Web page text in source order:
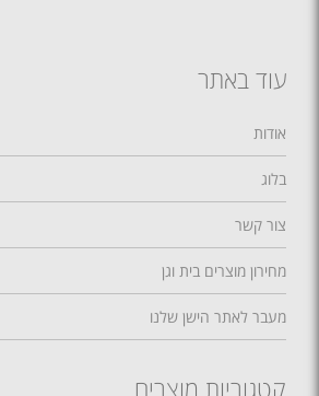
עוד באתר
אודות
בלוג
צור קשר
מחירון מוצרים בית וגן
מעבר לאתר הישן שלנו
קטגוריות מוצרים